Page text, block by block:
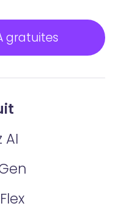
gratuites
AI